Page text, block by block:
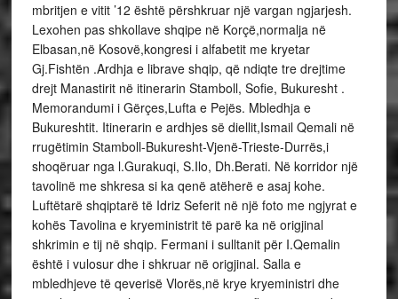
mbritjen e vitit ’12 është përshkruar një vargan ngjarjesh.
Lexohen pas shkollave shqipe në Korçë,normalja në
Elbasan,në Kosovë,kongresi i alfabetit me kryetar
Gj.Fishtën .Ardhja e librave shqip, që ndiqte tre drejtime
drejt Manastirit në itinerarin Stamboll, Sofie, Bukuresht .
Memorandumi i Gërçes,Lufta e Pejës. Mbledhja e
Bukureshtit. Itinerarin e ardhjes së diellit,Ismail Qemali në
rrugëtimin Stamboll-Bukuresht-Vjenë-Trieste-Durrës,i
shoqëruar nga l.Gurakuqi, S.Ilo, Dh.Berati. Në korridor një
tavolinë me shkresa si ka qenë atëherë e asaj kohe.
Luftëtarë shqiptarë të Idriz Seferit në një foto me ngjyrat e
kohës Tavolina e kryeministrit të parë ka në origjinal
shkrimin e tij në shqip. Fermani i sulltanit për I.Qemalin
është i vulosur dhe i shkruar në origjinal. Salla e
mbledhjeve të qeverisë Vlorës,në krye kryeministri dhe